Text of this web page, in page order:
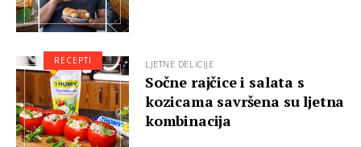
LJETNE DELICIJE
Sočne rajčice i salata s
kozicama savršena su ljetna
kombinacija
RECEPTI